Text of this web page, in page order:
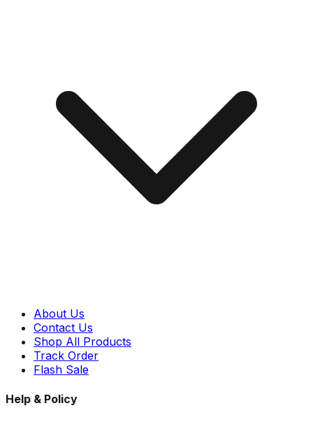
About Us
Contact Us
Shop All Products
Track Order
Flash Sale
Help & Policy